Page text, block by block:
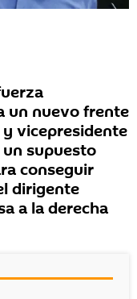
un nuevo frente
vicepresidente
un supuesto
conseguir
dirigente
a la derecha